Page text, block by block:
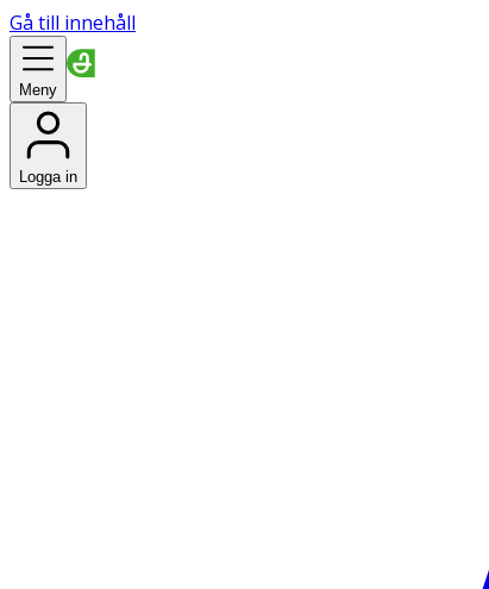
Gå till innehåll
Meny
Logga in